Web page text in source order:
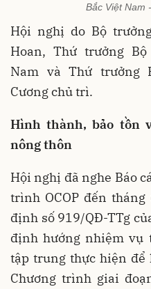
Bắc Việt Nam
Hội nghị do Bộ
Hoan, Thứ trưởng
Nam và Thứ trưởng
Cương chủ trì.
Hình thành, bảo tồn
nông thôn
Hội nghị đã nghe Báo
trình OCOP đến
định số 919/QĐ-TTg
định hướng nhiệm vụ
tập trung thực hiện để
Chương trình giai